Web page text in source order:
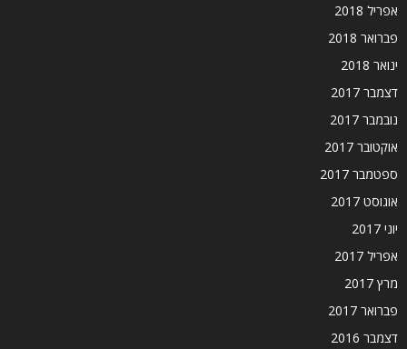
אפריל 2018
פברואר 2018
ינואר 2018
דצמבר 2017
נובמבר 2017
אוקטובר 2017
ספטמבר 2017
אוגוסט 2017
יוני 2017
אפריל 2017
מרץ 2017
פברואר 2017
דצמבר 2016